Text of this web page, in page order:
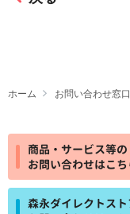
ホーム お問い合わせ窓口
商品・サービス等の
お問い合わせはこち
森永ダイレクトス